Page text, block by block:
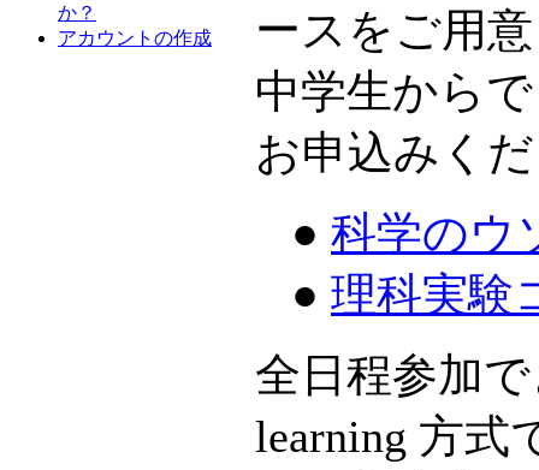
か？
アカウントの作成
ースをご用
中学生から
お申込みく
● 科学のウ
● 理科実験
全日程参加
learning 方式